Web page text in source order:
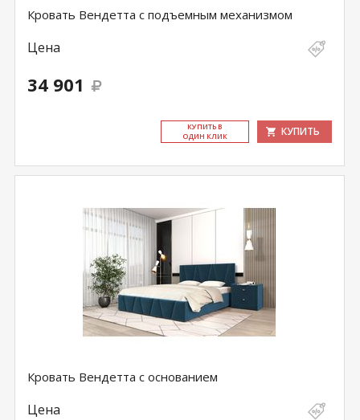
Кровать Вендетта с подъемным механизмом
Цена
34 901
КУ­ПИТЬ В
ОДИН КЛИК
КУПИТЬ
Кровать Вендетта с основанием
Цена